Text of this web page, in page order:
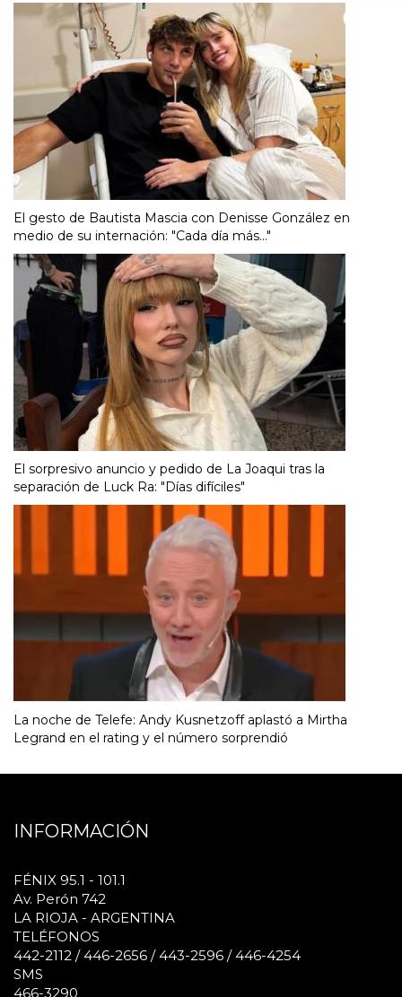
El gesto de Bautista Mascia con Denisse González en
medio de su internación: "Cada día más..."
El sorpresivo anuncio y pedido de La Joaqui tras la
separación de Luck Ra: "Días difíciles"
La noche de Telefe: Andy Kusnetzoff aplastó a Mirtha
Legrand en el rating y el número sorprendió
INFORMACIÓN
FÉNIX 95.1 - 101.1
Av. Perón 742
LA RIOJA - ARGENTINA
TELÉFONOS
442-2112 / 446-2656 / 443-2596 / 446-4254
SMS
466-3290